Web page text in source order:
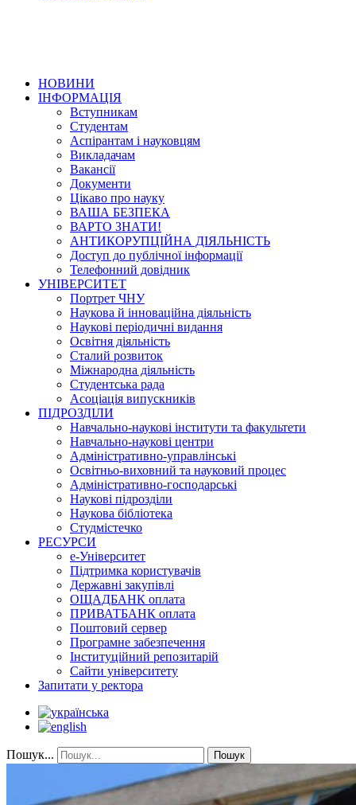
НОВИНИ
ІНФОРМАЦІЯ
Вступникам
Студентам
Аспірантам і науковцям
Викладачам
Вакансії
Документи
Цікаво про науку
ВАША БЕЗПЕКА
ВАРТО ЗНАТИ!
АНТИКОРУПЦІЙНА ДІЯЛЬНІСТЬ
Доступ до публічної інформації
Телефонний довідник
УНІВЕРСИТЕТ
Портрет ЧНУ
Наукова й інноваційна діяльність
Наукові періодичні видання
Освітня діяльність
Сталий розвиток
Міжнародна діяльність
Студентська рада
Асоціація випускників
ПІДРОЗДІЛИ
Навчально-наукові інститути та факультети
Навчально-наукові центри
Адміністративно-управлінські
Освітньо-виховний та науковий процес
Адміністративно-господарські
Наукові підрозділи
Наукова бібліотека
Студмістечко
РЕСУРСИ
е-Університет
Підтримка користувачів
Державні закупівлі
ОЩАДБАНК оплата
ПРИВАТБАНК оплата
Поштовий сервер
Програмне забезпечення
Інституційний репозитарій
Сайти університету
Запитати у ректора
Пошук... Пошук